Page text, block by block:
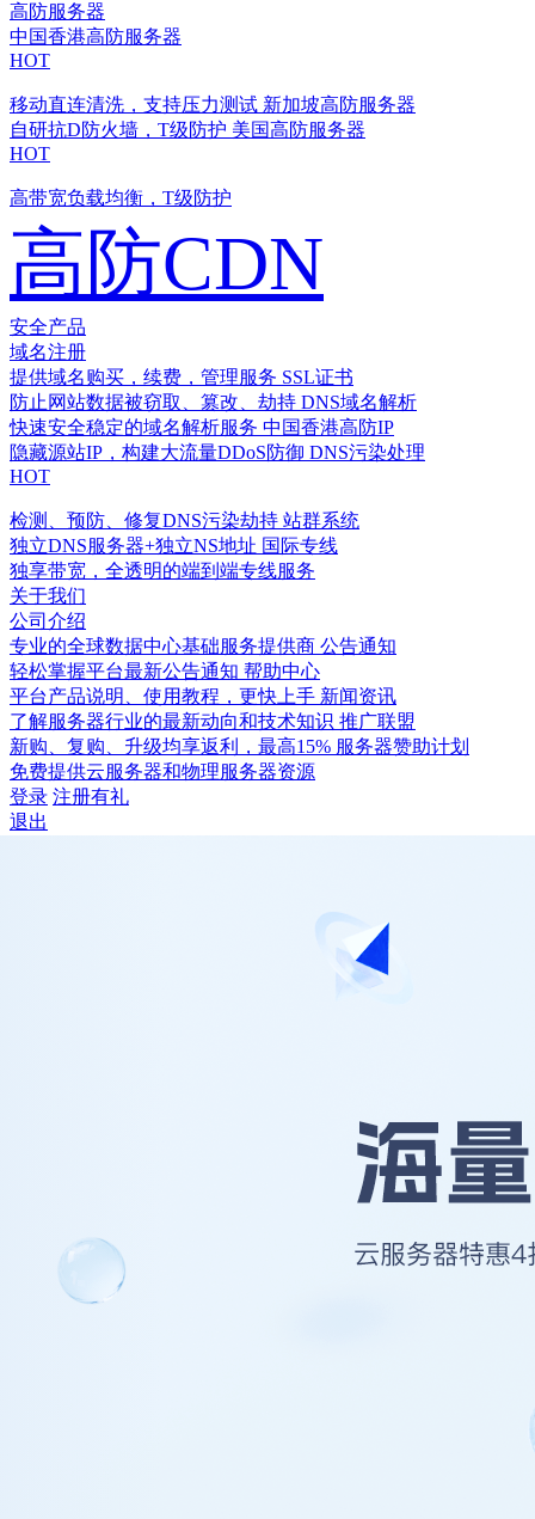
高防服务器
中国香港高防服务器
HOT
移动直连清洗，支持压力测试 新加坡高防服务器
自研抗D防火墙，T级防护 美国高防服务器
HOT
高带宽负载均衡，T级防护
高防CDN
安全产品
域名注册
提供域名购买，续费，管理服务 SSL证书
防止网站数据被窃取、篡改、劫持 DNS域名解析
快速安全稳定的域名解析服务 中国香港高防IP
隐藏源站IP，构建大流量DDoS防御 DNS污染处理
HOT
检测、预防、修复DNS污染劫持 站群系统
独立DNS服务器+独立NS地址 国际专线
独享带宽，全透明的端到端专线服务
关于我们
公司介绍
专业的全球数据中心基础服务提供商 公告通知
轻松掌握平台最新公告通知 帮助中心
平台产品说明、使用教程，更快上手 新闻资讯
了解服务器行业的最新动向和技术知识 推广联盟
新购、复购、升级均享返利，最高15% 服务器赞助计划
免费提供云服务器和物理服务器资源
登录 注册有礼
退出